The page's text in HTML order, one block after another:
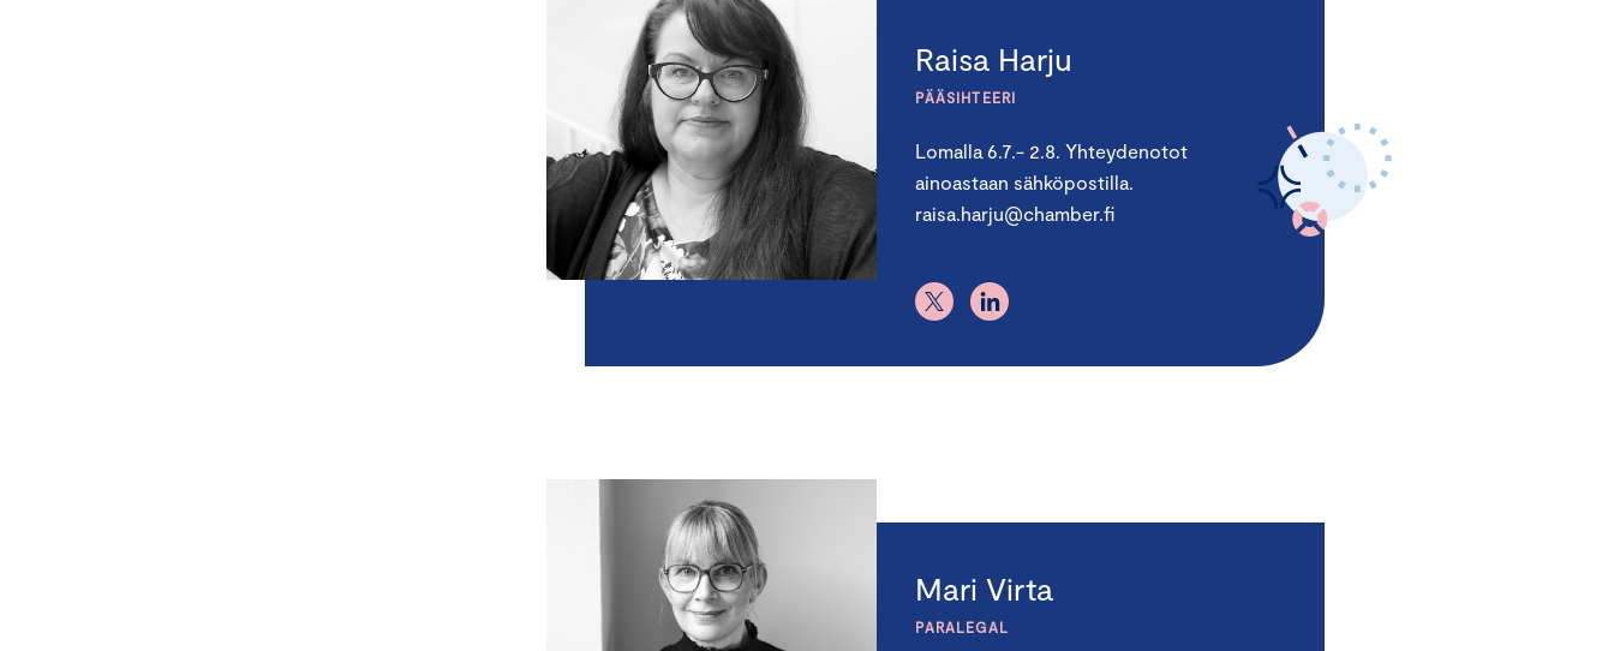
Raisa Harju
PÄÄSIHTEERI
Lomalla 6.7.- 2.8. Yhteydenotot
ainoastaan sähköpostilla.
raisa.harju@chamber.fi
Mari Virta
PARALEGAL